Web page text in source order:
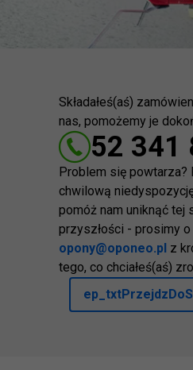
Składałeś(aś)
nas, pomożemy je
52 341
Problem się powtarza?
chwilową
pomóż nam uniknąć tej
przyszłości - prosimy
opony@oponeo.pl z
tego, co chciałeś(aś)